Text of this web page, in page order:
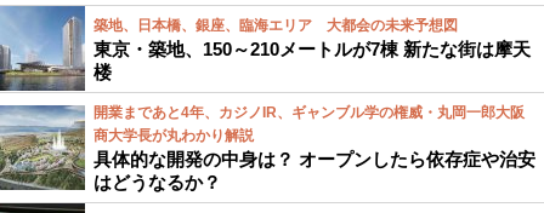
築地、日本橋、銀座、臨海エリア 大都会の未来予想図
東京・築地、150～210メートルが7棟 新たな街は摩天
楼
開業まであと4年、カジノIR、ギャンブル学の権威・丸岡一郎大阪
商大学長が丸わかり解説
具体的な開発の中身は？ オープンしたら依存症や治安
はどうなるか？